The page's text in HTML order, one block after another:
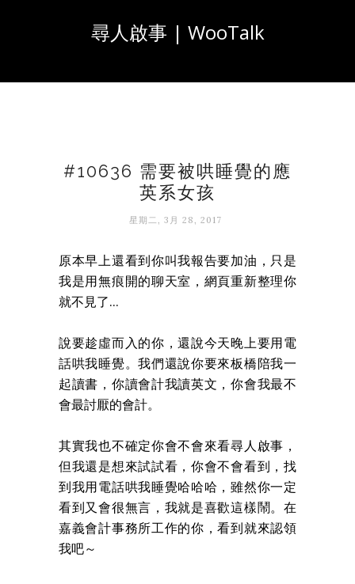
尋人啟事 | WooTalk
#10636 需要被哄睡覺的應
英系女孩
星期二, 3月 28, 2017
原本早上還看到你叫我報告要加油，只是
我是用無痕開的聊天室，網頁重新整理你
就不見了...
說要趁虛而入的你，還說今天晚上要用電
話哄我睡覺。我們還說你要來板橋陪我一
起讀書，你讀會計我讀英文，你會我最不
會最討厭的會計。
其實我也不確定你會不會來看尋人啟事，
但我還是想來試試看，你會不會看到，找
到我用電話哄我睡覺哈哈哈，雖然你一定
看到又會很無言，我就是喜歡這樣鬧。在
嘉義會計事務所工作的你，看到就來認領
我吧～